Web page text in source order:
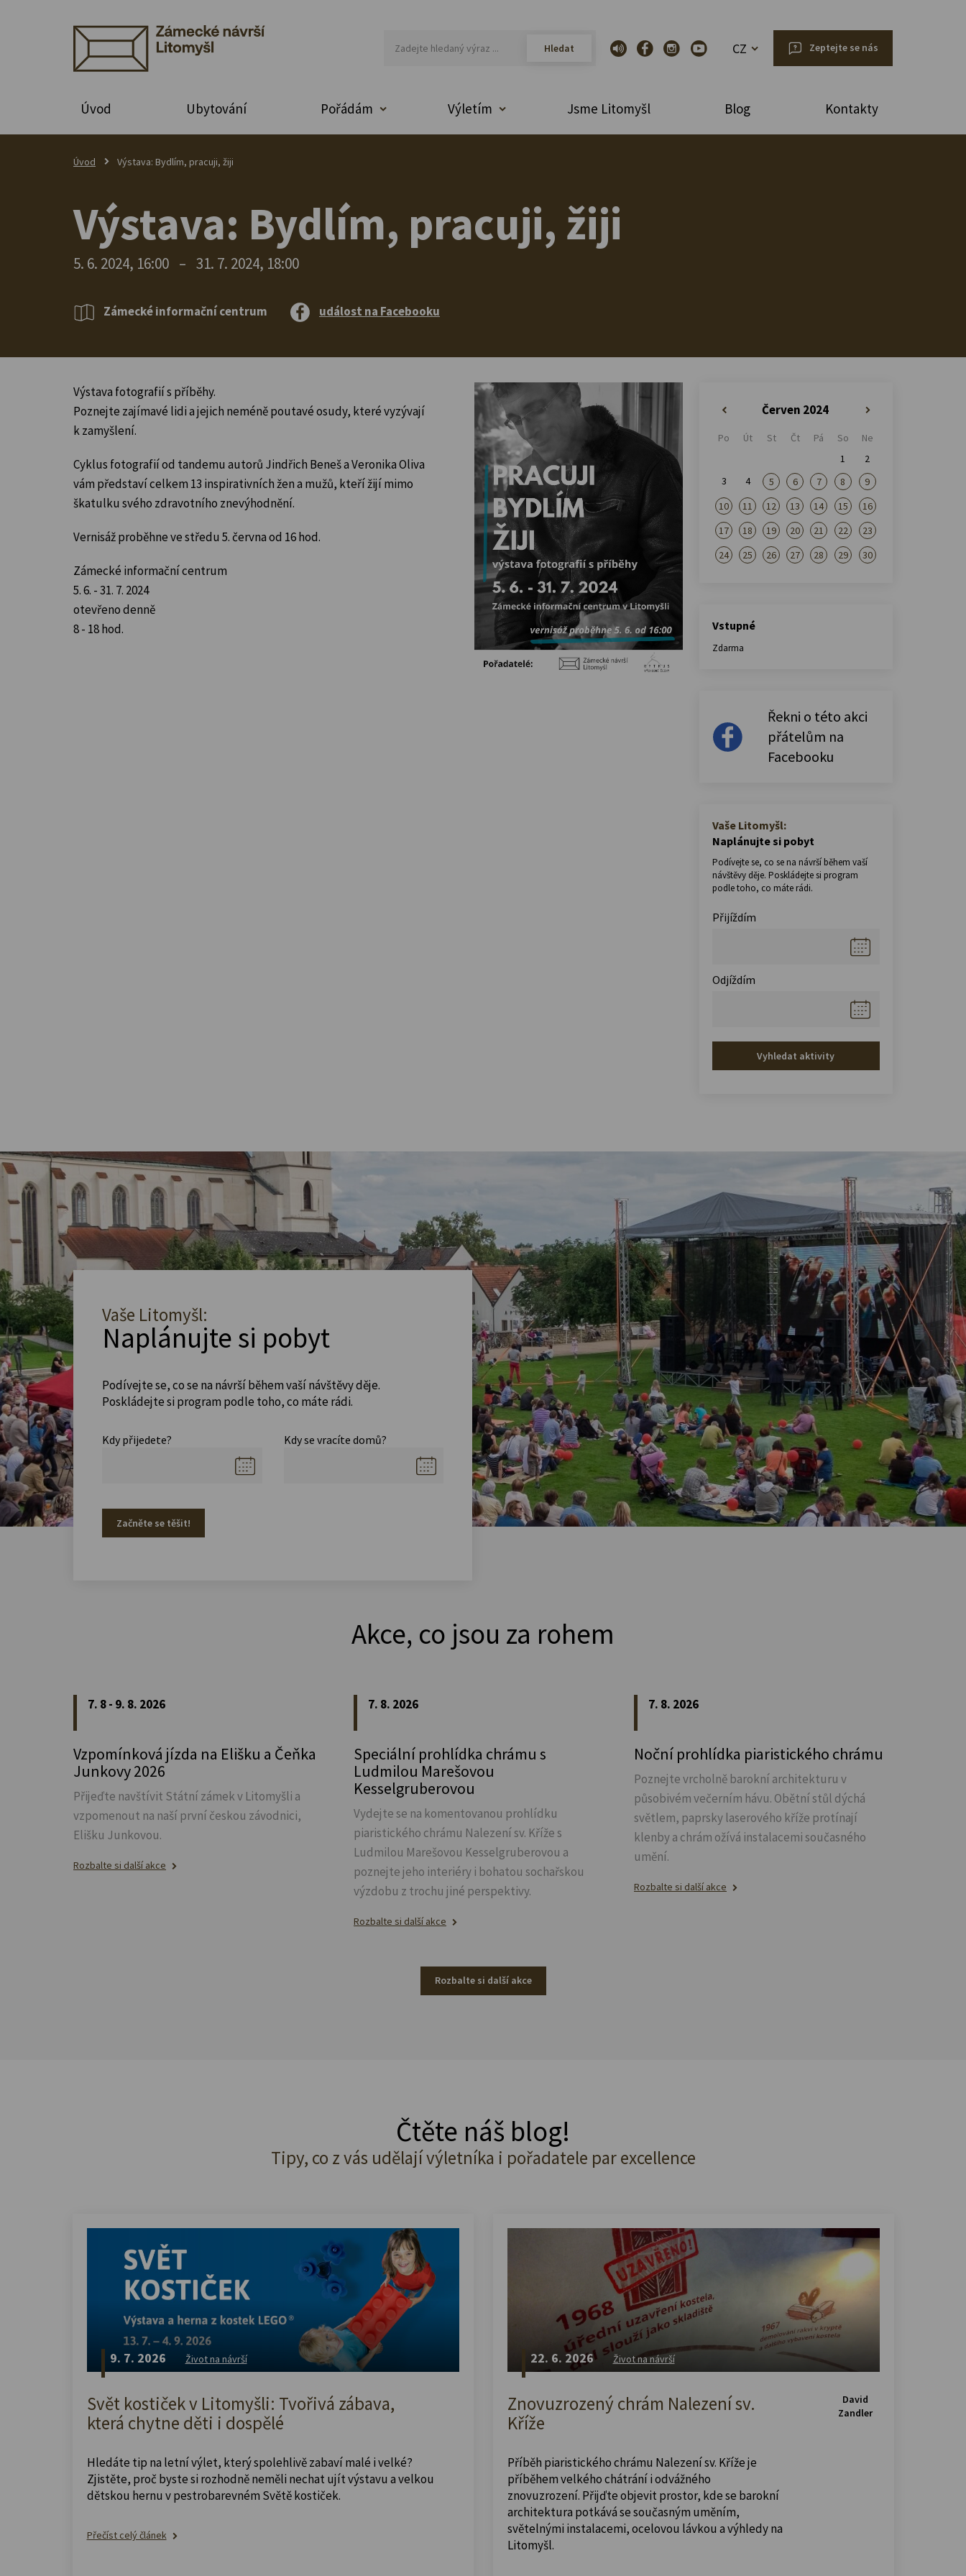
CZ Zeptejte se nás
Úvod Ubytování Pořádám Výletím Jsme Litomyšl Blog Kontakty
Úvod Výstava: Bydlím, pracuji, žiji
Výstava: Bydlím, pracuji, žiji
5. 6. 2024, 16:00 – 31. 7. 2024, 18:00
Zámecké informační centrum událost na Facebooku
Výstava fotografií s příběhy.
Poznejte zajímavé lidi a jejich neméně poutavé osudy, které vyzývají
k zamyšlení.
Cyklus fotografií od tandemu autorů Jindřich Beneš a Veronika Oliva
vám představí celkem 13 inspirativních žen a mužů, kteří žijí mimo
škatulku svého zdravotního znevýhodnění.
Vernisáž proběhne ve středu 5. června od 16 hod.
Zámecké informační centrum
5. 6. - 31. 7. 2024
otevřeno denně
8 - 18 hod.
Červen 2024
Po Út St Čt Pá So
Ne
1
2
3
4 5 6 7 8
9
10
11 12 13 14 15
16
17
18 19 20 21 22
23
24
25 26 27 28 29 30
Vstupné
Zdarma
Řekni o této akci
přátelům na
Facebooku
Vaše Litomyšl:
Naplánujte si pobyt
Podívejte se, co se na návrší během vaší
návštěvy děje. Poskládejte si program
podle toho, co máte rádi.
Přijíždím
Odjíždím
Vyhledat aktivity
Vaše Litomyšl:
Naplánujte si pobyt
Podívejte se, co se na návrší během vaší návštěvy děje.
Poskládejte si program podle toho, co máte rádi.
Kdy přijedete? Kdy se vracíte domů?
Začněte se těšit!
Akce, co jsou za rohem
7. 8 - 9. 8. 2026
Vzpomínková jízda na Elišku a Čeňka
Junkovy 2026
Přijeďte navštívit Státní zámek v Litomyšli a
vzpomenout na naší první českou závodnici,
Elišku Junkovou.
Rozbalte si další akce
7. 8. 2026
Speciální prohlídka chrámu s
Ludmilou Marešovou
Kesselgruberovou
Vydejte se na komentovanou prohlídku
piaristického chrámu Nalezení sv. Kříže s
Ludmilou Marešovou Kesselgruberovou a
poznejte jeho interiéry i bohatou sochařskou
výzdobu z trochu jiné perspektivy.
Rozbalte si další akce
7. 8. 2026
Noční prohlídka piaristického chrámu
Poznejte vrcholně barokní architekturu v
působivém večerním hávu. Obětní stůl dýchá
světlem, paprsky laserového kříže protínají
klenby a chrám ožívá instalacemi současného
umění.
Rozbalte si další akce
Rozbalte si další akce
Čtěte náš blog!
Tipy, co z vás udělají výletníka i pořadatele par excellence
9. 7. 2026 Život na návrší
Svět kostiček v Litomyšli: Tvořivá zábava,
která chytne děti i dospělé
Hledáte tip na letní výlet, který spolehlivě zabaví malé i velké?
Zjistěte, proč byste si rozhodně neměli nechat ujít výstavu a velkou
dětskou hernu v pestrobarevném Světě kostiček.
Přečíst celý článek
22. 6. 2026 Život na návrší
Znovuzrozený chrám Nalezení sv.
Kříže
Příběh piaristického chrámu Nalezení sv. Kříže je
příběhem velkého chátrání i odvážného
znovuzrození. Přijďte objevit prostor, kde se barokní
architektura potkává se současným uměním,
světelnými instalacemi, ocelovou lávkou a výhledy na
Litomyšl.
David
Zandler